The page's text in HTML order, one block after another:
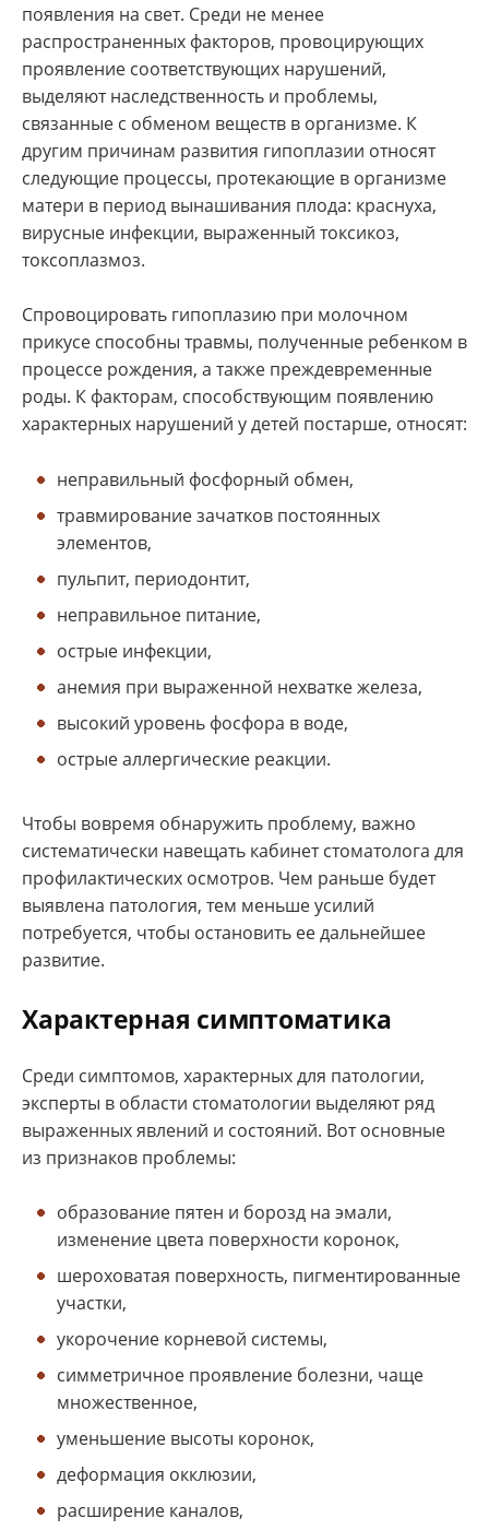
появления на свет. Среди не менее
распространенных факторов, провоцирующих
проявление соответствующих нарушений,
выделяют наследственность и проблемы,
связанные с обменом веществ в организме. К
другим причинам развития гипоплазии относят
следующие процессы, протекающие в организме
матери в период вынашивания плода: краснуха,
вирусные инфекции, выраженный токсикоз,
токсоплазмоз.
Спровоцировать гипоплазию при молочном
прикусе способны травмы, полученные ребенком в
процессе рождения, а также преждевременные
роды. К факторам, способствующим появлению
характерных нарушений у детей постарше, относят:
неправильный фосфорный обмен,
травмирование зачатков постоянных
элементов,
пульпит, периодонтит,
неправильное питание,
острые инфекции,
анемия при выраженной нехватке железа,
высокий уровень фосфора в воде,
острые аллергические реакции.
Чтобы вовремя обнаружить проблему, важно
систематически навещать кабинет стоматолога для
профилактических осмотров. Чем раньше будет
выявлена патология, тем меньше усилий
потребуется, чтобы остановить ее дальнейшее
развитие.
Характерная симптоматика
Среди симптомов, характерных для патологии,
эксперты в области стоматологии выделяют ряд
выраженных явлений и состояний. Вот основные
из признаков проблемы:
образование пятен и борозд на эмали,
изменение цвета поверхности коронок,
шероховатая поверхность, пигментированные
участки,
укорочение корневой системы,
симметричное проявление болезни, чаще
множественное,
уменьшение высоты коронок,
деформация окклюзии,
расширение каналов,